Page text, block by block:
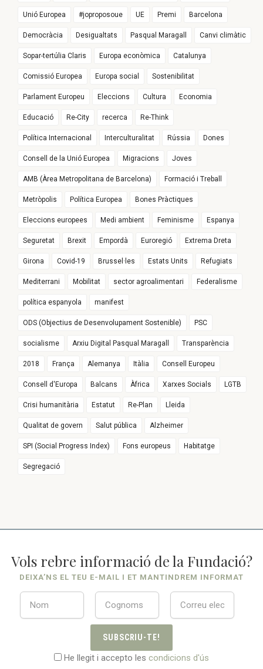
Unió Europea #joproposoue UE Premi Barcelona
Democràcia Desigualtats Pasqual Maragall Canvi climàtic
Sopar-tertúlia Claris Europa econòmica Catalunya
Comissió Europea Europa social Sostenibilitat
Parlament Europeu Eleccions Cultura Economia
Educació Re-City recerca Re-Think
Política Internacional Interculturalitat Rússia Dones
Consell de la Unió Europea Migracions Joves
AMB (Àrea Metropolitana de Barcelona) Formació i Treball
Metròpolis Política Europea Bones Pràctiques
Eleccions europees Medi ambient Feminisme Espanya
Seguretat Brexit Empordà Euroregió Extrema Dreta
Girona Covid-19 Brussel·les Estats Units Refugiats
Mediterrani Mobilitat sector agroalimentari Federalisme
política espanyola manifest
ODS (Objectius de Desenvolupament Sostenible) PSC
socialisme Arxiu Digital Pasqual Maragall Transparència
2018 França Alemanya Itàlia Consell Europeu
Consell d'Europa Balcans Àfrica Xarxes Socials LGTB
Crisi humanitària Estatut Re-Plan Lleida
Qualitat de govern Salut pública Alzheimer
SPI (Social Progress Index) Fons europeus Habitatge
Segregació
Vols rebre informació de la Fundació?
DEIXA’NS EL TEU E-MAIL I ET MANTINDREM INFORMAT
SUBSCRIU-TE!
He llegit i accepto les condicions d'ús